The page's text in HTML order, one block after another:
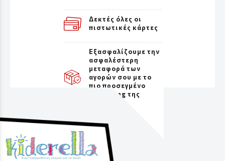
Δεκτές όλες οι
πιστωτικές κάρτες
Εξασφαλίζουμε την
ασφαλέστερη
μεταφορά των
αγορών σου με το
πιο προσεγμένο
packaging της